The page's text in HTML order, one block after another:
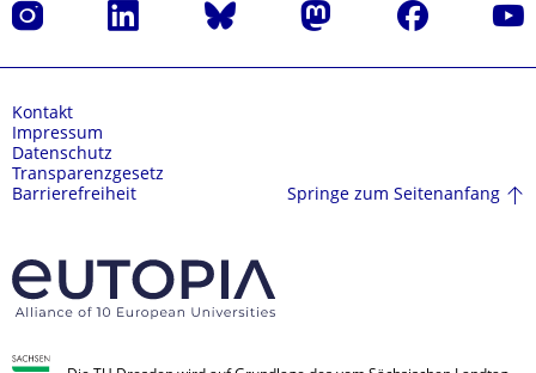
Instagram LinkedIn Bluesky Mastodon Facebook
Kontakt
Impressum
Datenschutz
Transparenzgesetz
Barrierefreiheit
Springe zum Seitenanfang